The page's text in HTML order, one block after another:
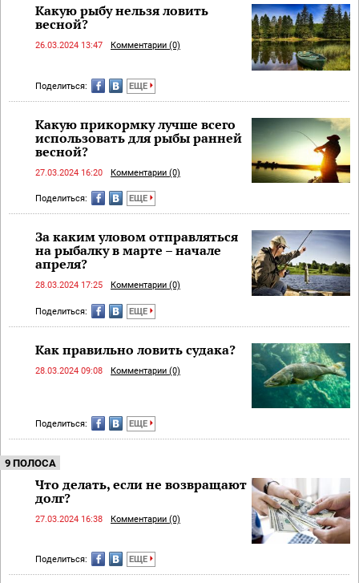
Какую рыбу нельзя ловить
весной?
26.03.2024 13:47 Комментарии (0)
Поделиться: ЕЩЕ
Какую прикормку лучше всего
использовать для рыбы ранней
весной?
27.03.2024 16:20 Комментарии (0)
Поделиться: ЕЩЕ
За каким уловом отправляться
на рыбалку в марте – начале
апреля?
28.03.2024 17:25 Комментарии (0)
Поделиться: ЕЩЕ
Как правильно ловить судака?
28.03.2024 09:08 Комментарии (0)
Поделиться: ЕЩЕ
9 ПОЛОСА
Что делать, если не возвращают
долг?
27.03.2024 16:38 Комментарии (0)
Поделиться: ЕЩЕ